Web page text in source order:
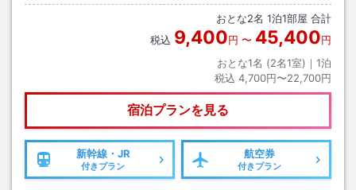
おとな2名 1泊1部屋 合計
税込 9,400円 〜 45,400円
おとな1名 (2名1室)｜ 1泊
税込 4,700円〜22,700円
宿泊プランを見る
新幹線・JR
付きプラン
航空券
付きプラン